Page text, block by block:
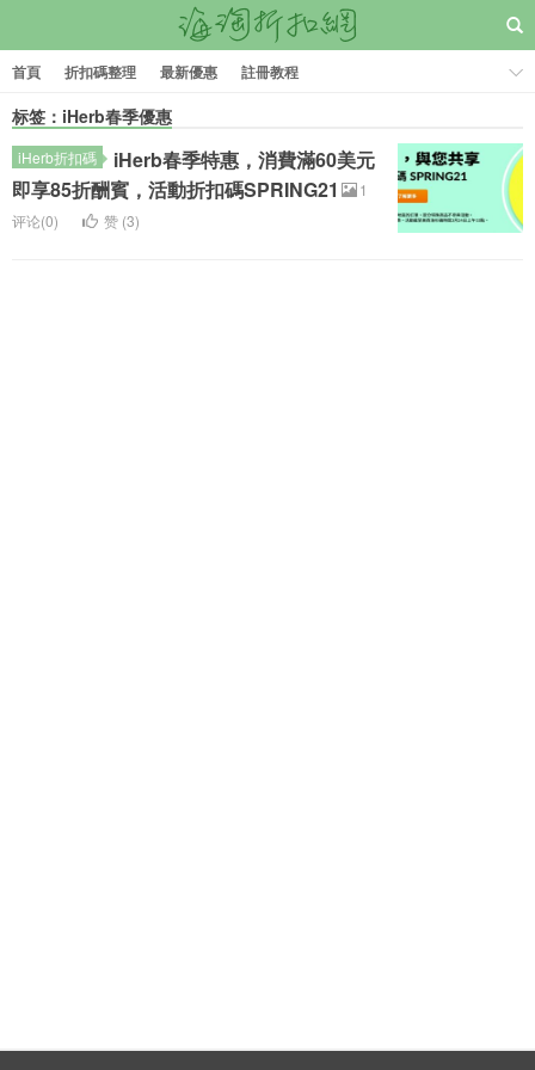
首頁 折扣碼整理 最新優惠 註冊教程
标签：iHerb春季優惠
iHerb折扣碼
iHerb春季特惠，消費滿60美元
即享85折酬賓，活動折扣碼SPRING21
1
评论(0)
赞 (3)